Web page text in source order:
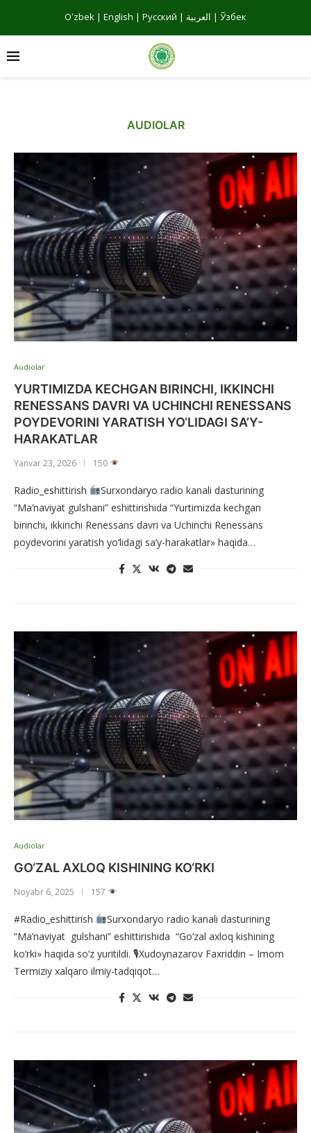
Oʻzbek | English | Русский | العربية | Ўзбек
AUDIOLAR
Audiolar
YURTIMIZDA KECHGAN BIRINCHI, IKKINCHI
RENESSANS DAVRI VA UCHINCHI RENESSANS
POYDEVORINI YARATISH YO‘LIDAGI SA’Y-
HARAKATLAR
Yanvar 23, 2026 150
Radio_eshittirish
Surxondaryo radio kanali dasturining
“Ma’naviyat gulshani” eshittirishida “Yurtimizda kechgan
birinchi, ikkinchi Renessans davri va Uchinchi Renessans
poydevorini yaratish yo‘lidagi sa’y-harakatlar» haqida…
Audiolar
GO‘ZAL AXLOQ KISHINING KO‘RKI
Noyabr 6, 2025 157
#Radio_eshittirish
Surxondaryo radio kanali dasturining
“Ma’naviyat gulshani” eshittirishida “Go‘zal axloq kishining
ko‘rki» haqida so‘z yuritildi. 🎙Xudoynazarov Faxriddin – Imom
Termiziy xalqaro ilmiy-tadqiqot…